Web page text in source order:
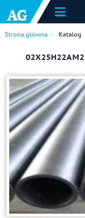
Strona główna Katalog
02Х25Н22АМ2